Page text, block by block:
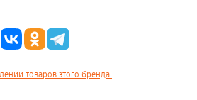
товаров этого бренда!